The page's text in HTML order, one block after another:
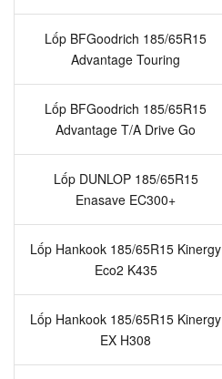
Lốp BFGoodrich 185/65R15
Advantage Touring
Lốp BFGoodrich 185/65R15
Advantage T/A Drive Go
Lốp DUNLOP 185/65R15
Enasave EC300+
Lốp Hankook 185/65R15 Kinergy
Eco2 K435
Lốp Hankook 185/65R15 Kinergy
EX H308